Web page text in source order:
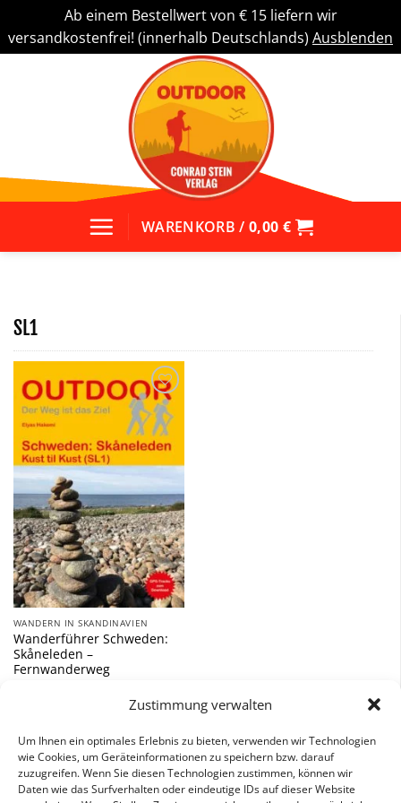
Zustimmung verwalten
Um Ihnen ein optimales Erlebnis zu bieten, verwenden wir Technologien
wie Cookies, um Geräteinformationen zu speichern bzw. darauf
zuzugreifen. Wenn Sie diesen Technologien zustimmen, können wir
Daten wie das Surfverhalten oder eindeutige IDs auf dieser Website
Ab einem Bestellwert von € 15 liefern wir
versandkostenfrei! (innerhalb Deutschlands) Ausblenden
WARENKORB / 0,00 €
SL1
Zu
Wunschliste
hinzufügen
WANDERN IN SKANDINAVIEN
Wanderführer Schweden:
Skåneleden –
Fernwanderweg